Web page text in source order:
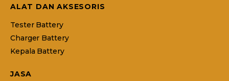
ALAT DAN AKSESORIS
Tester Battery
Charger Battery
Kepala Battery
JASA